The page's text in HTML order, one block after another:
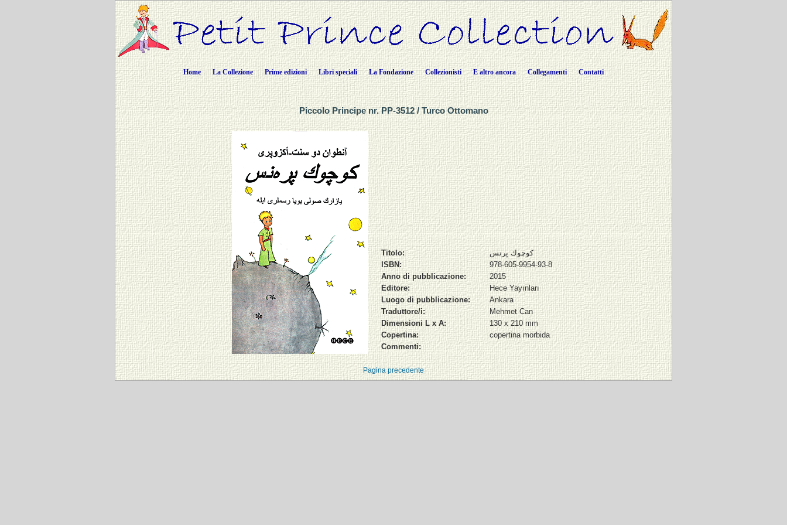
Home La Collezione Prime edizioni Libri speciali La Fondazione Collezionisti E altro ancora Collegamenti Contatti
Piccolo Principe nr. PP-3512 / Turco Ottomano
Titolo:
كوچوك پرنس
ISBN:
978-605-9954-93-8
Anno di pubblicazione:
2015
Editore:
Hece Yayınları
Luogo di pubblicazione:
Ankara
Traduttore/i:
Mehmet Can
Dimensioni L x A:
130 x 210 mm
Copertina:
copertina morbida
Commenti:
Pagina precedente